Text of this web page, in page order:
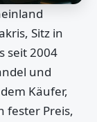
Sitz in
seit 2004
und
Käufer,
fester Preis,